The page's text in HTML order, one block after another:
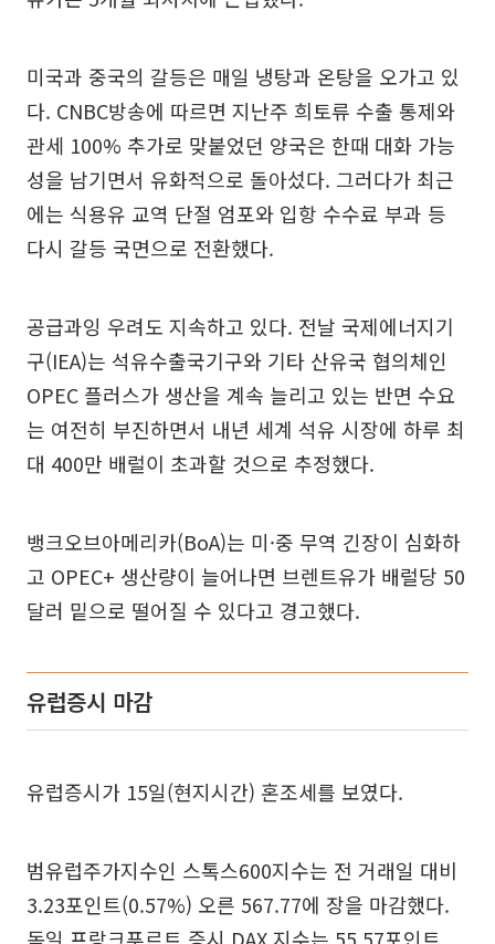
미국과 중국의 갈등은 매일 냉탕과 온탕을 오가고 있
다. CNBC방송에 따르면 지난주 희토류 수출 통제와
관세 100% 추가로 맞붙었던 양국은 한때 대화 가능
성을 남기면서 유화적으로 돌아섰다. 그러다가 최근
에는 식용유 교역 단절 엄포와 입항 수수료 부과 등
다시 갈등 국면으로 전환했다.
공급과잉 우려도 지속하고 있다. 전날 국제에너지기
구(IEA)는 석유수출국기구와 기타 산유국 협의체인
OPEC 플러스가 생산을 계속 늘리고 있는 반면 수요
는 여전히 부진하면서 내년 세계 석유 시장에 하루 최
대 400만 배럴이 초과할 것으로 추정했다.
뱅크오브아메리카(BoA)는 미·중 무역 긴장이 심화하
고 OPEC+ 생산량이 늘어나면 브렌트유가 배럴당 50
달러 밑으로 떨어질 수 있다고 경고했다.
유럽증시 마감
유럽증시가 15일(현지시간) 혼조세를 보였다.
범유럽주가지수인 스톡스600지수는 전 거래일 대비
3.23포인트(0.57%) 오른 567.77에 장을 마감했다.